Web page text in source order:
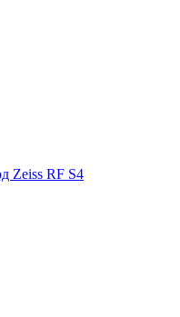
Zeiss RF S4